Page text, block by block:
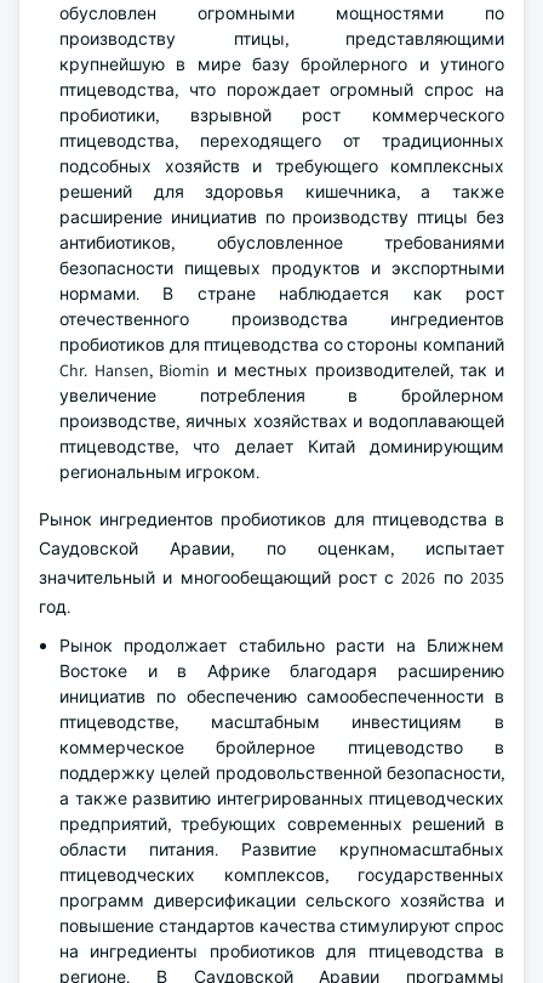
обусловлен огромными мощностями по
производству птицы, представляющими
крупнейшую в мире базу бройлерного и утиного
птицеводства, что порождает огромный спрос на
пробиотики, взрывной рост коммерческого
птицеводства, переходящего от традиционных
подсобных хозяйств и требующего комплексных
решений для здоровья кишечника, а также
расширение инициатив по производству птицы без
антибиотиков, обусловленное требованиями
безопасности пищевых продуктов и экспортными
нормами. В стране наблюдается как рост
отечественного производства ингредиентов
пробиотиков для птицеводства со стороны компаний
Chr. Hansen, Biomin и местных производителей, так и
увеличение потребления в бройлерном
производстве, яичных хозяйствах и водоплавающей
птицеводстве, что делает Китай доминирующим
региональным игроком.
Рынок ингредиентов пробиотиков для птицеводства в
Саудовской Аравии, по оценкам, испытает
значительный и многообещающий рост с 2026 по 2035
год.
Рынок продолжает стабильно расти на Ближнем
Востоке и в Африке благодаря расширению
инициатив по обеспечению самообеспеченности в
птицеводстве, масштабным инвестициям в
коммерческое бройлерное птицеводство в
поддержку целей продовольственной безопасности,
а также развитию интегрированных птицеводческих
предприятий, требующих современных решений в
области питания. Развитие крупномасштабных
птицеводческих комплексов, государственных
программ диверсификации сельского хозяйства и
повышение стандартов качества стимулируют спрос
на ингредиенты пробиотиков для птицеводства в
регионе. В Саудовской Аравии программы